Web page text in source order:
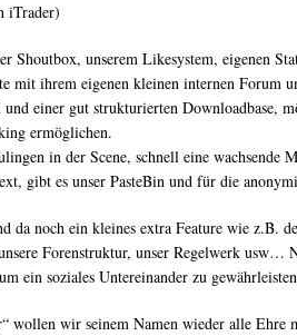
iTrader)
Shoutbox, unserem Likesystem, eigenen
mit ihrem eigenen kleinen internen Forum
einer gut strukturierten Downloadbase,
ermöglichen.
in der Scene, schnell eine wachsende
gibt es unser PasteBin und für die
da noch ein kleines extra Feature wie z.B.
Forenstruktur, unser Regelwerk usw…
ein soziales Untereinander zu
wollen wir seinem Namen wieder alle